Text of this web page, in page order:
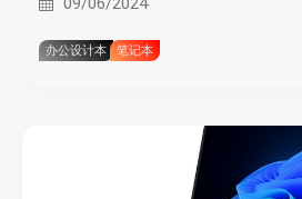
办公设计本 笔记本